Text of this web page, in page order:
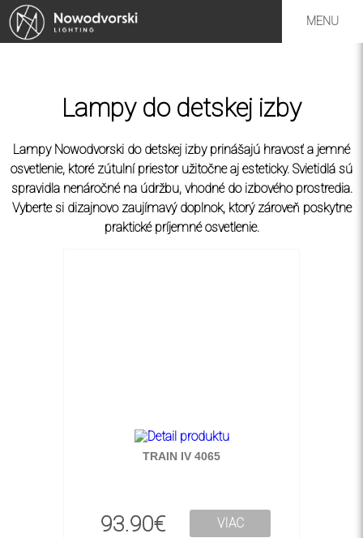
MENU
Lampy do detskej izby
Lampy Nowodvorski do detskej izby prinášajú hravosť a jemné
osvetlenie, ktoré zútulní priestor užitočne aj esteticky. Svietidlá sú
spravidla nenáročné na údržbu, vhodné do izbového prostredia.
Vyberte si dizajnovo zaujímavý doplnok, ktorý zároveň poskytne
praktické príjemné osvetlenie.
TRAIN IV 4065
93.90€ VIAC